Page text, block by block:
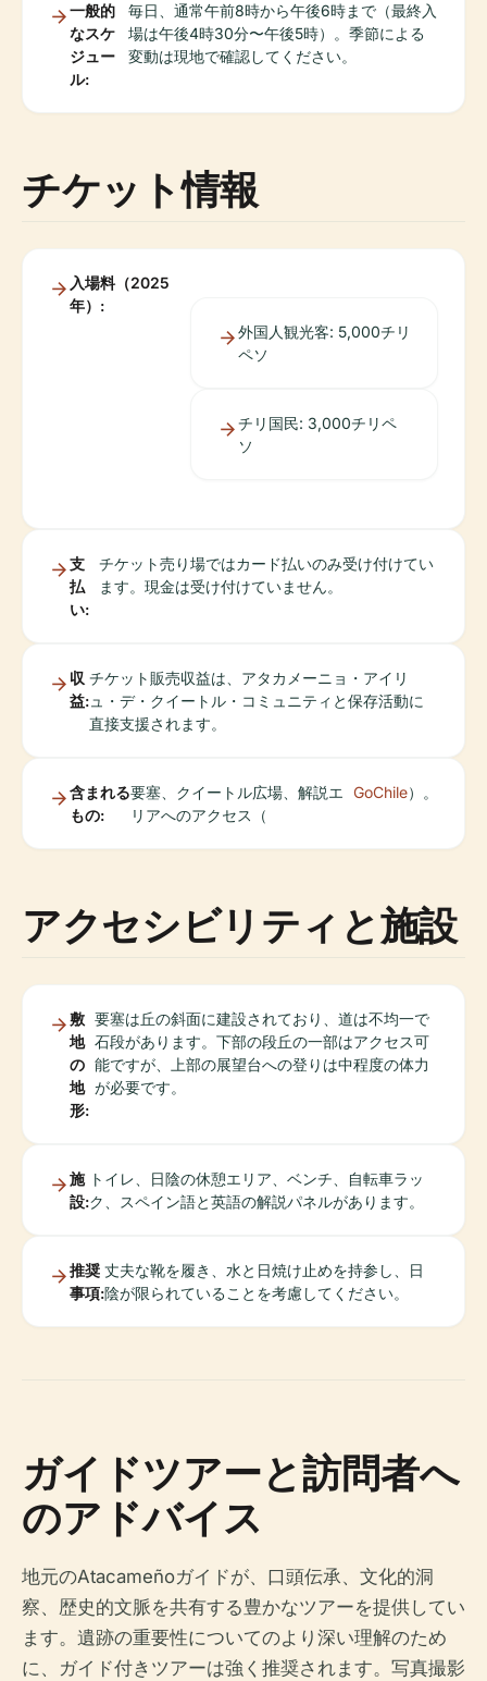
一般的
なスケ
ジュー
ル:
毎日、通常午前8時から午後6時まで（最終入
場は午後4時30分〜午後5時）。季節による
変動は現地で確認してください。
チケット情報
入場料（2025
年）:
外国人観光客: 5,000チリ
ペソ
チリ国民: 3,000チリペ
ソ
支
払
い:
チケット売り場ではカード払いのみ受け付けてい
ます。現金は受け付けていません。
収
益:
チケット販売収益は、アタカメーニョ・アイリ
ュ・デ・クイートル・コミュニティと保存活動に
直接支援されます。
含まれる
もの:
要塞、クイートル広場、解説エ
リアへのアクセス（
GoChile）。
アクセシビリティと施設
敷
地
の
地
形:
要塞は丘の斜面に建設されており、道は不均一で
石段があります。下部の段丘の一部はアクセス可
能ですが、上部の展望台への登りは中程度の体力
が必要です。
施
設:
トイレ、日陰の休憩エリア、ベンチ、自転車ラッ
ク、スペイン語と英語の解説パネルがあります。
推奨
事項:
丈夫な靴を履き、水と日焼け止めを持参し、日
陰が限られていることを考慮してください。
ガイドツアーと訪問者へ
のアドバイス
地元のAtacameñoガイドが、口頭伝承、文化的洞
察、歴史的文脈を共有する豊かなツアーを提供してい
ます。遺跡の重要性についてのより深い理解のため
に、ガイド付きツアーは強く推奨されます。写真撮影